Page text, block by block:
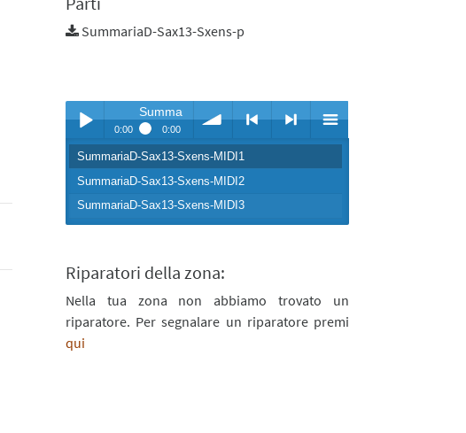
SummariaD-Sax13-Sxens-p
Play /
pause
SummariaD-Sax13-Sxens-MIDI1
0:00 0:00
volume<
previous
> nextmenu
SummariaD-Sax13-Sxens-MIDI1
SummariaD-Sax13-Sxens-MIDI2
SummariaD-Sax13-Sxens-MIDI3
Riparatori della zona:
Nella tua zona non abbiamo trovato un
riparatore. Per segnalare un riparatore premi
qui